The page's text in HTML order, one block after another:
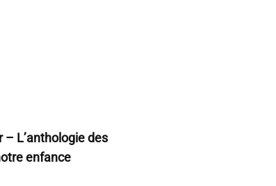
L’anthologie des
enfance